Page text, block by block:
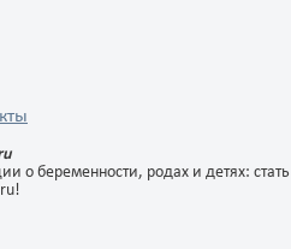
о беременности, родах и детях: